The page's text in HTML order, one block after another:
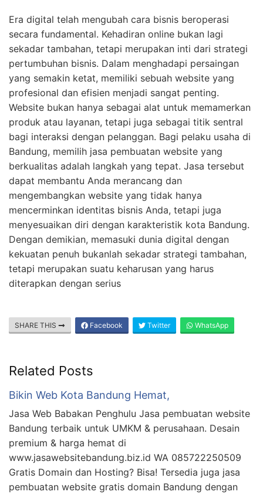
Era digital telah mengubah cara bisnis beroperasi
secara fundamental. Kehadiran online bukan lagi
sekadar tambahan, tetapi merupakan inti dari strategi
pertumbuhan bisnis. Dalam menghadapi persaingan
yang semakin ketat, memiliki sebuah website yang
profesional dan efisien menjadi sangat penting.
Website bukan hanya sebagai alat untuk memamerkan
produk atau layanan, tetapi juga sebagai titik sentral
bagi interaksi dengan pelanggan. Bagi pelaku usaha di
Bandung, memilih jasa pembuatan website yang
berkualitas adalah langkah yang tepat. Jasa tersebut
dapat membantu Anda merancang dan
mengembangkan website yang tidak hanya
mencerminkan identitas bisnis Anda, tetapi juga
menyesuaikan diri dengan karakteristik kota Bandung.
Dengan demikian, memasuki dunia digital dengan
kekuatan penuh bukanlah sekadar strategi tambahan,
tetapi merupakan suatu keharusan yang harus
diterapkan dengan serius
SHARE THIS Facebook Twitter WhatsApp
Related Posts
Bikin Web Kota Bandung Hemat,
Jasa Web Babakan Penghulu Jasa pembuatan website
Bandung terbaik untuk UMKM & perusahaan. Desain
premium & harga hemat di
www.jasawebsitebandung.biz.id WA 085722250509
Gratis Domain dan Hosting? Bisa! Tersedia juga jasa
pembuatan website gratis domain Bandung dengan